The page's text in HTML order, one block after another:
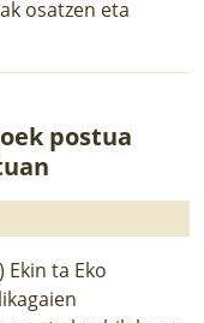
osatzen eta
postua
ta Eko